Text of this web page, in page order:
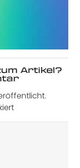
Artikel?